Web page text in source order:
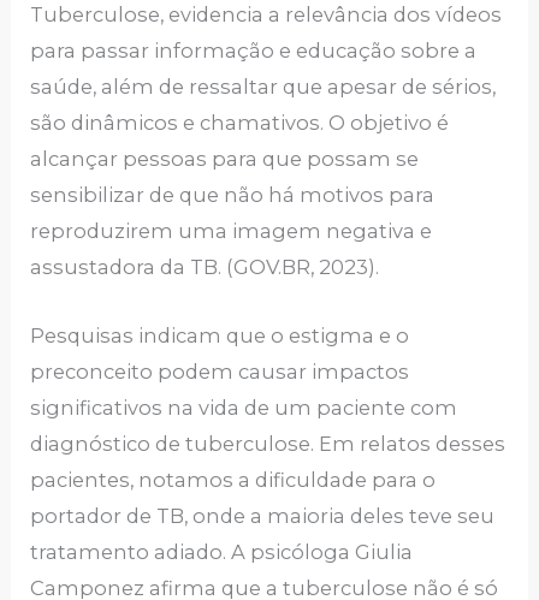
Tuberculose, evidencia a relevância dos vídeos
para passar informação e educação sobre a
saúde, além de ressaltar que apesar de sérios,
são dinâmicos e chamativos. O objetivo é
alcançar pessoas para que possam se
sensibilizar de que não há motivos para
reproduzirem uma imagem negativa e
assustadora da TB. (GOV.BR, 2023).
Pesquisas indicam que o estigma e o
preconceito podem causar impactos
significativos na vida de um paciente com
diagnóstico de tuberculose. Em relatos desses
pacientes, notamos a dificuldade para o
portador de TB, onde a maioria deles teve seu
tratamento adiado. A psicóloga Giulia
Camponez afirma que a tuberculose não é só